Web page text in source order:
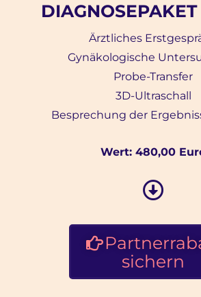
DIAGNOSEPAKET
Ärztliches
Gynäkologische
Probe-Transfer
3D-Ultraschall
Besprechung der
Wert: 480,00
sichern